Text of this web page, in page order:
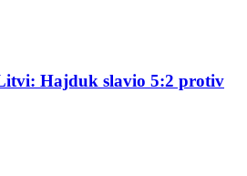
Hajduk slavio 5:2 protiv